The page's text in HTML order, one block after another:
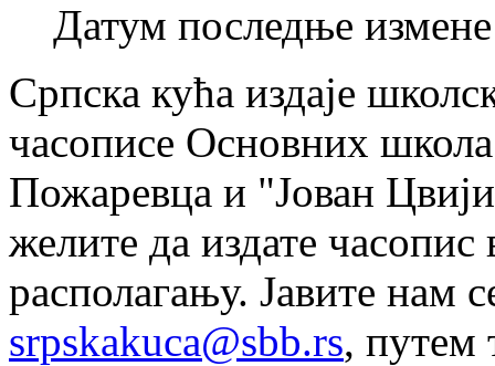
Датум последње
Српска кућа издаје
часописе Основних
Пожаревца и "Јован
желите да издате
располагању. Јавите нам
srpskakuca@sbb.rs, путем